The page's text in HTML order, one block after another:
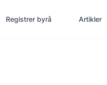
Registrer byrå Artikler